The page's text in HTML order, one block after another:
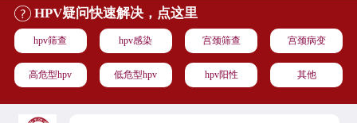
HPV疑问快速解决，点这里
hpv筛查 hpv感染 宫颈筛查 宫颈病变
高危型hpv 低危型hpv hpv阳性 其他